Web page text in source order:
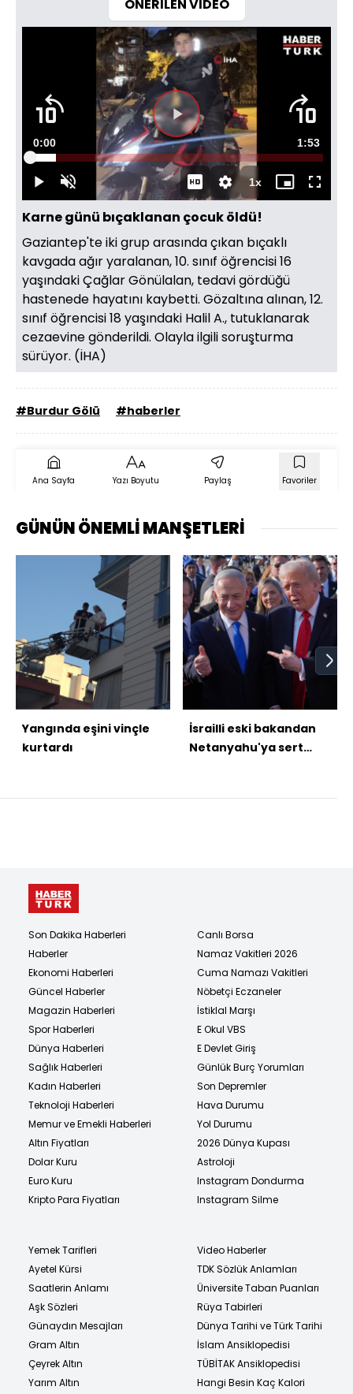
ÖNERİLEN VİDEO
Videoyu
Oynat
OynatSesi
Aç
Süre
0:00 Toplam
Süre
1:53
Yüklendi:
1xOynatma
Hızı
Mini
oynatıcı
Tam
Ekran
Karne günü bıçaklanan çocuk öldü!
Gaziantep'te iki grup arasında çıkan bıçaklı
kavgada ağır yaralanan, 10. sınıf öğrencisi 16
yaşındaki Çağlar Gönülalan, tedavi gördüğü
hastenede hayatını kaybetti. Gözaltına alınan, 12.
sınıf öğrencisi 18 yaşındaki Halil A., tutuklanarak
cezaevine gönderildi. Olayla ilgili soruşturma
sürüyor. (İHA)
#Burdur Gölü #haberler
Ana Sayfa Yazı Boyutu Paylaş Favoriler
GÜNÜN ÖNEMLİ MANŞETLERİ
Yangında eşini vinçle
kurtardı
İsrailli eski bakandan
Netanyahu'ya sert
Son Dakika Haberleri
Haberler
Ekonomi Haberleri
Güncel Haberler
Magazin Haberleri
Spor Haberleri
Dünya Haberleri
Sağlık Haberleri
Kadın Haberleri
Teknoloji Haberleri
Memur ve Emekli Haberleri
Altın Fiyatları
Dolar Kuru
Euro Kuru
Kripto Para Fiyatları
Canlı Borsa
Namaz Vakitleri 2026
Cuma Namazı Vakitleri
Nöbetçi Eczaneler
İstiklal Marşı
E Okul VBS
E Devlet Giriş
Günlük Burç Yorumları
Son Depremler
Hava Durumu
Yol Durumu
2026 Dünya Kupası
Astroloji
Instagram Dondurma
Instagram Silme
Yemek Tarifleri
Ayetel Kürsi
Saatlerin Anlamı
Aşk Sözleri
Günaydın Mesajları
Gram Altın
Çeyrek Altın
Yarım Altın
Video Haberler
TDK Sözlük Anlamları
Üniversite Taban Puanları
Rüya Tabirleri
Dünya Tarihi ve Türk Tarihi
İslam Ansiklopedisi
TÜBİTAK Ansiklopedisi
Hangi Besin Kaç Kalori